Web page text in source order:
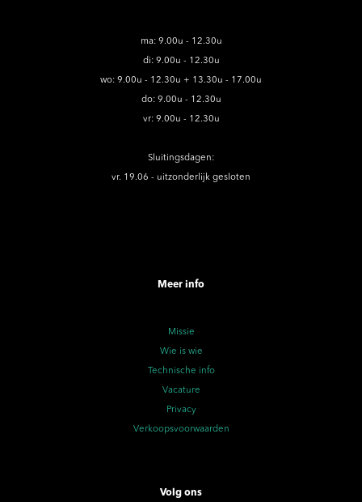
ma: 9.00u - 12.30u
di: 9.00u - 12.30u
wo: 9.00u - 12.30u + 13.30u - 17.00u
do: 9.00u - 12.30u
vr: 9.00u - 12.30u
Sluitingsdagen:
vr. 19.06 - uitzonderlijk gesloten
Meer info
Missie
Wie is wie
Technische info
Vacature
Privacy
Verkoopsvoorwaarden
Volg ons